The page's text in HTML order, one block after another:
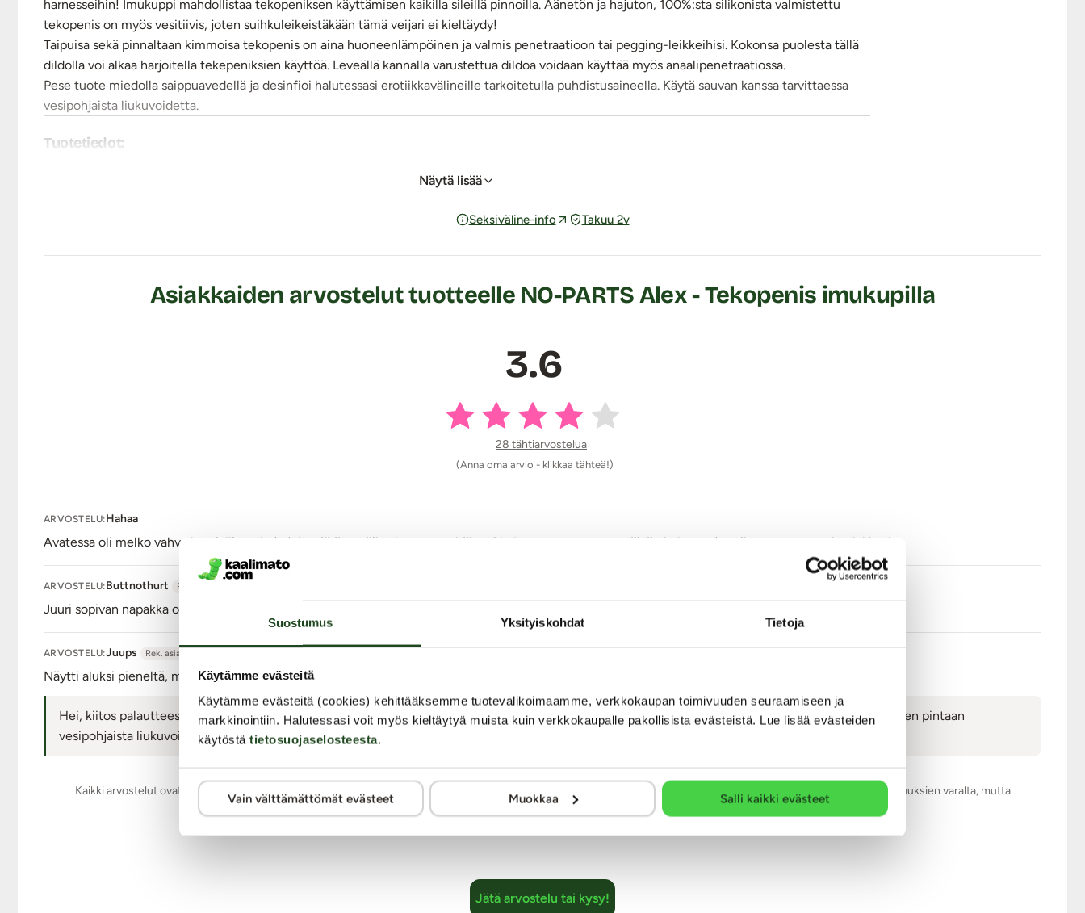
Suostumus Yksityiskohdat Tietoja
Käytämme evästeitä
Käytämme evästeitä (cookies) kehittääksemme tuotevalikoimaamme, verkkokaupan toimivuuden seuraamiseen ja
markkinointiin. Halutessasi voit myös kieltäytyä muista kuin verkkokaupalle pakollisista evästeistä. Lue lisää evästeiden
käytöstä tietosuojaselosteesta.
Vain välttämättömät evästeet Muokkaa Salli kaikki evästeet
harnesseihin! Imukuppi mahdollistaa tekopeniksen käyttämisen kaikilla sileillä pinnoilla. Äänetön ja hajuton, 100%:sta silikonista valmistettu
tekopenis on myös vesitiivis, joten suihkuleikeistäkään tämä veijari ei kieltäydy!
Taipuisa sekä pinnaltaan kimmoisa tekopenis on aina huoneenlämpöinen ja valmis penetraatioon tai pegging-leikkeihisi. Kokonsa puolesta tällä
dildolla voi alkaa harjoitella tekepeniksien käyttöä. Leveällä kannalla varustettua dildoa voidaan käyttää myös anaalipenetraatiossa.
Pese tuote miedolla saippuavedellä ja desinfioi halutessasi erotiikkavälineille tarkoitetulla puhdistusaineella. Käytä sauvan kanssa tarvittaessa
vesipohjaista liukuvoidetta.
Tuotetiedot:
Lähetyspaketin koko: 20 x 11 x 9 cm
Näytä lisää
Seksiväline-info Takuu 2v
Asiakkaiden arvostelut tuotteelle NO-PARTS Alex - Tekopenis imukupilla
3.6
28 tähtiarvostelua
(Anna oma arvio - klikkaa tähteä!)
ARVOSTELU:Hahaa
Avatessa oli melko vahva kemiallinen haju joka vähän epäilytti mutta se hälveni kokonaan muutaman päivän kuluttua ja vaikuttaa muuten laadukkaalta.
ARVOSTELU:Buttnothurt Rek. asiakas
Juuri sopivan napakka olematta kova. Hyvä imukuppi, joka pysyy ongelmitta esim. seinäkaakelissa ja on tarpeeksi leveä strap-on-käyttöönkin.
ARVOSTELU:Juups Rek. asiakas
Näytti aluksi pieneltä, mutta hyvä oli. Olisi saanu olla ehkä hivenen paksumpi. Materiaali tuntuu vähän nihkeältä.
Hei, kiitos palautteestasi! Materiaali on 100% silikonia ja se on erittäin laadukasta. Silikonisen tuotteen liukuvuutta saa parannettua lisäämällä tuotteen pintaan
vesipohjaista liukuvoidetta, ellei kosteutta ole riittävästi omasta takaa.
Kaikki arvostelut ovat aitoja ja oikeiden asiakkaiden antamia. Arviointi tapahtuu nimimerkillä yksityisyyden suojaamiseksi. Kaalimato.com tarkistaa kaikki arviot asiattomuuksien varalta, mutta
muuten kaikki julkaistaan sellaisenaan.
Jätä arvostelu tai kysy!